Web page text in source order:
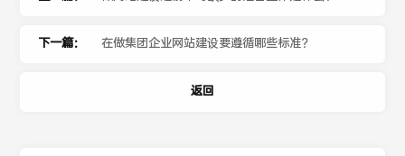
下一篇： 在做集团企业网站建设要遵循哪些标准？
返回